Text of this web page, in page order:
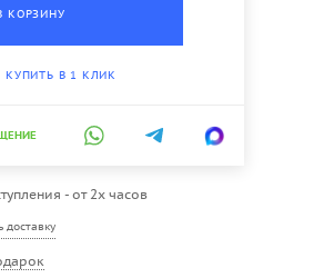
КОРЗИНУ
КУПИТЬ В 1 КЛИК
- от 2х часов
доставку